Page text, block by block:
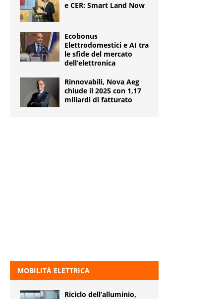
e CER: Smart Land Now
Ecobonus
Elettrodomestici e AI tra
le sfide del mercato
dell’elettronica
Rinnovabili, Nova Aeg
chiude il 2025 con 1,17
miliardi di fatturato
MOBILITÀ ELETTRICA
Riciclo dell’alluminio,